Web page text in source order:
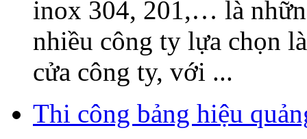
inox 304, 201,… là
nhiều công ty lựa chọn
cửa công ty, với ...
Thi công bảng hiệu